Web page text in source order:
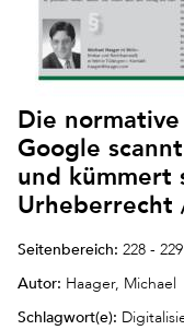
Die
Google
und kümmert
Urheberrecht
Seitenbereich: 228 - 229
Autor: Haager, Michael
Schlagwort(e):